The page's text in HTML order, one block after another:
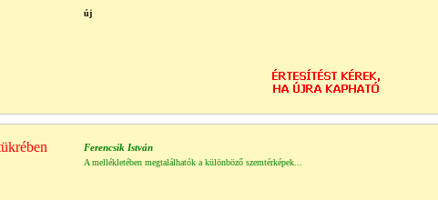
új
Ferencsik István
A mellékletében megtalálhatók a különböző szemtérképek...